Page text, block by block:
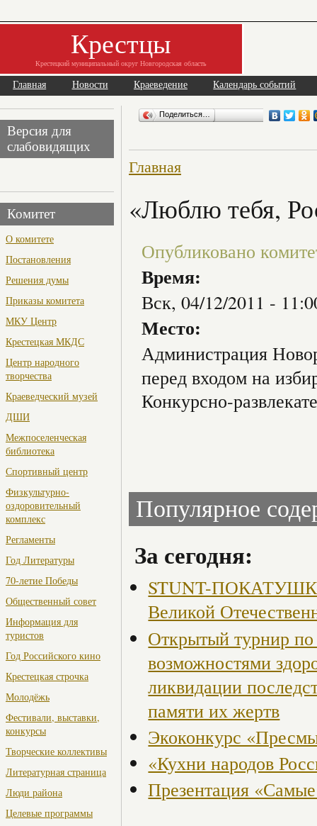
Крестцы
Крестецкий муниципальный округ Новгородская область
Главная Новости Краеведение Календарь событий
Версия для
слабовидящих
Комитет
О комитете
Постановления
Решения думы
Приказы комитета
МКУ Центр
Крестецкая МКДС
Центр народного
творчества
Краеведческий музей
ДШИ
Межпоселенческая
библиотека
Спортивный центр
Физкультурно-
оздоровительный
комплекс
Регламенты
Год Литературы
70-летие Победы
Общественный совет
Информация для
туристов
Год Российского кино
Крестецкая строчка
Молодёжь
Фестивали, выставки,
конкурсы
Творческие коллективы
Литературная страница
Люди района
Целевые программы
Поделиться…
Главная
«Люблю тебя,
Опубликовано
Время:
Вск, 04/12/2011 -
Место:
Администрация
перед входом на
Конкурсно-
Популярное
За сегодня:
STUNT-
Великой
Открытый турнир
возможностями
ликвидации
памяти их жертв
Экоконкурс
«Кухни народов
Презентация